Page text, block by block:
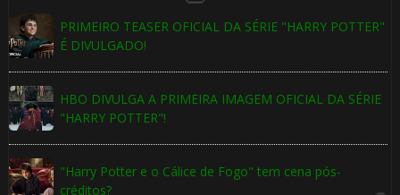
PRIMEIRO TEASER OFICIAL DA SÉRIE "HARRY POTTER"
É DIVULGADO!
HBO DIVULGA A PRIMEIRA IMAGEM OFICIAL DA SÉRIE
"HARRY POTTER"!
"Harry Potter e o Cálice de Fogo" tem cena pós-
créditos?
🎈